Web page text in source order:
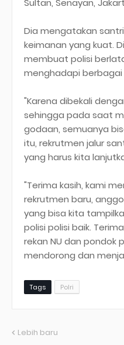
Sultan, Senayan,
Dia mengatakan
keimanan yang kuat.
membuat polisi
menghadapi
"Karena dibekali
sehingga pada saat
godaan, semuanya
itu, rekrutmen jalur
yang harus kita
"Terima kasih, kami
rekrutmen baru,
yang bisa kita
polisi polisi baik.
rekan NU dan pondok
mendorong dan
Tags Polri
Lebih baru